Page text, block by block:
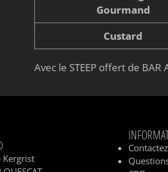
Gourmand
Custard
Avec le STEEP offert de
Kergrist